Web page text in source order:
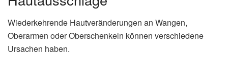
Wiederkehrende Hautveränderungen an Wangen,
Oberarmen oder Oberschenkeln können verschiedene
Ursachen haben.